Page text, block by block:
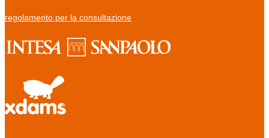
regolamento per la consultazione